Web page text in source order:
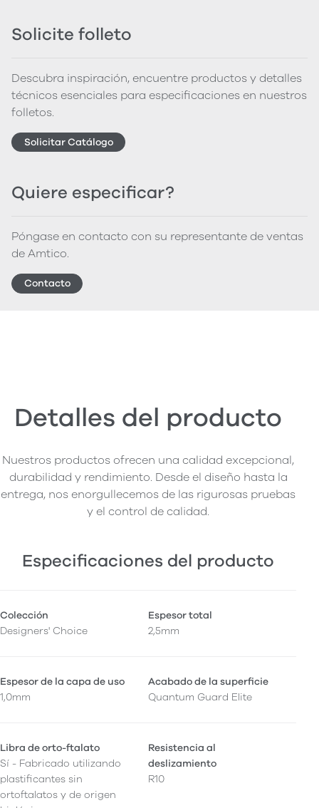
Solicite folleto
Descubra inspiración, encuentre productos y detalles
técnicos esenciales para especificaciones en nuestros
folletos.
Solicitar Catálogo
Quiere especificar?
Póngase en contacto con su representante de ventas
de Amtico.
Contacto
Detalles del producto
Nuestros productos ofrecen una calidad excepcional,
durabilidad y rendimiento. Desde el diseño hasta la
entrega, nos enorgullecemos de las rigurosas pruebas
y el control de calidad.
Especificaciones del producto
Colección
Designers' Choice
Espesor total
2,5mm
Espesor de la capa de uso
1,0mm
Acabado de la superficie
Quantum Guard Elite
Libra de orto-ftalato
Sí - Fabricado utilizando
plastificantes sin
ortoftalatos y de origen
Resistencia al
deslizamiento
R10